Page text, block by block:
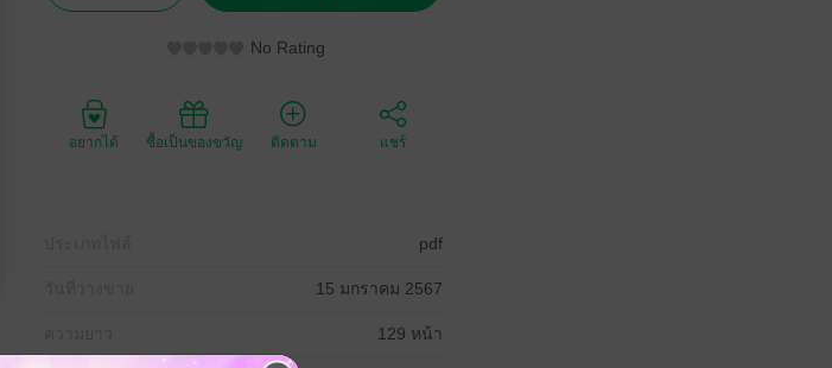
No Rating
อยากได้ ซื้อเป็นของขวัญ ติดตาม แชร์
pdf
15 มกราคม 2567
129 หน้า